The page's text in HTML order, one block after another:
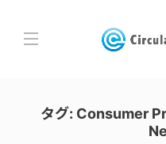
タグ: Consumer